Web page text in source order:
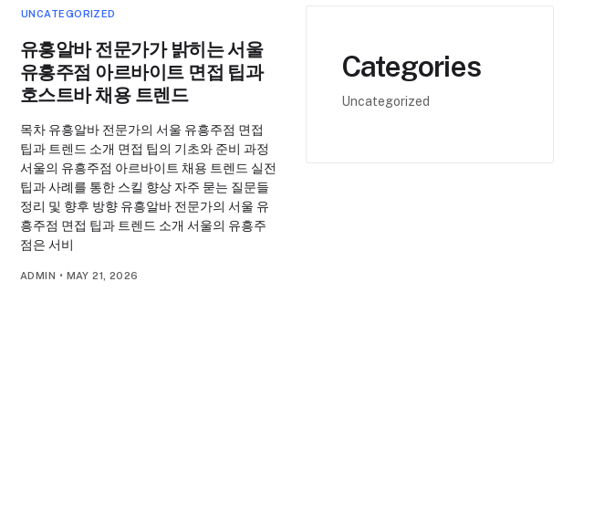
UNCATEGORIZED
유흥알바 전문가가 밝히는 서울
유흥주점 아르바이트 면접 팁과
호스트바 채용 트렌드
목차 유흥알바 전문가의 서울 유흥주점 면접
팁과 트렌드 소개 면접 팁의 기초와 준비 과정
서울의 유흥주점 아르바이트 채용 트렌드 실전
팁과 사례를 통한 스킬 향상 자주 묻는 질문들
정리 및 향후 방향 유흥알바 전문가의 서울 유
흥주점 면접 팁과 트렌드 소개 서울의 유흥주
점은 서비
ADMIN • MAY 21, 2026
Categories
Uncategorized